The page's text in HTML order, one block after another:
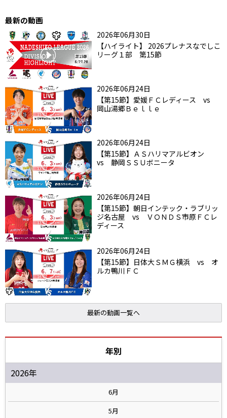
最新の動画
2026年06月30日
【ハイライト】 2026プレナスなでしこ
リーグ１部 第15節
2026年06月24日
【第15節】愛媛ＦＣレディース vs
岡山湯郷Ｂｅｌｌｅ
2026年06月24日
【第15節】ＡＳハリマアルビオン
vs 静岡ＳＳＵボニータ
2026年06月24日
【第15節】朝日インテック・ラブリッ
ジ名古屋 vs ＶＯＮＤＳ市原ＦＣレ
ディース
2026年06月24日
【第15節】日体大ＳＭＧ横浜 vs オ
ルカ鴨川ＦＣ
最新の動画一覧へ
年別
2026年
6月
5月